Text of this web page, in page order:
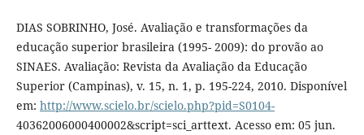
DIAS SOBRINHO, José. Avaliação e transformações da
educação superior brasileira (1995- 2009): do provão ao
SINAES. Avaliação: Revista da Avaliação da Educação
Superior (Campinas), v. 15, n. 1, p. 195-224, 2010. Disponível
em: http://www.scielo.br/scielo.php?pid=S0104-
40362006000400002&script=sci_arttext. Acesso em: 05 jun.